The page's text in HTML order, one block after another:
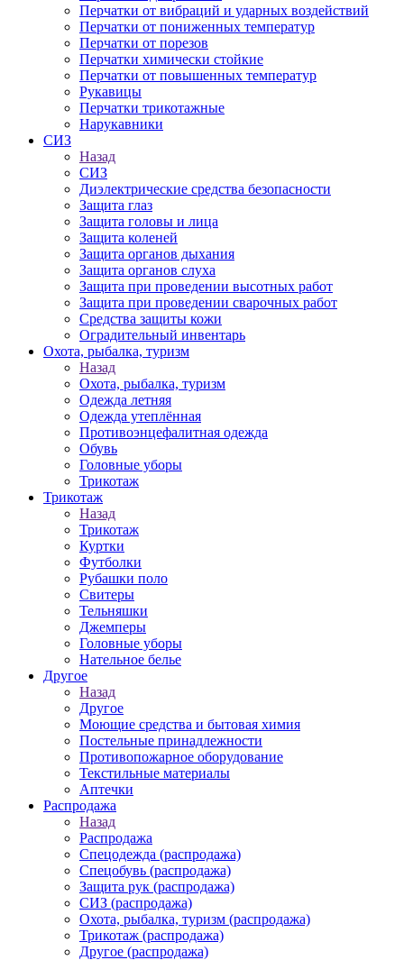
Перчатки от вибраций и ударных воздействий
Перчатки от пониженных температур
Перчатки от порезов
Перчатки химически стойкие
Перчатки от повышенных температур
Рукавицы
Перчатки трикотажные
Нарукавники
СИЗ
Назад
СИЗ
Диэлектрические средства безопасности
Защита глаз
Защита головы и лица
Защита коленей
Защита органов дыхания
Защита органов слуха
Защита при проведении высотных работ
Защита при проведении сварочных работ
Средства защиты кожи
Оградительный инвентарь
Охота, рыбалка, туризм
Назад
Охота, рыбалка, туризм
Одежда летняя
Одежда утеплённая
Противоэнцефалитная одежда
Обувь
Головные уборы
Трикотаж
Трикотаж
Назад
Трикотаж
Куртки
Футболки
Рубашки поло
Свитеры
Тельняшки
Джемперы
Головные уборы
Нательное белье
Другое
Назад
Другое
Моющие средства и бытовая химия
Постельные принадлежности
Противопожарное оборудование
Текстильные материалы
Аптечки
Распродажа
Назад
Распродажа
Спецодежда (распродажа)
Спецобувь (распродажа)
Защита рук (распродажа)
СИЗ (распродажа)
Охота, рыбалка, туризм (распродажа)
Трикотаж (распродажа)
Другое (распродажа)